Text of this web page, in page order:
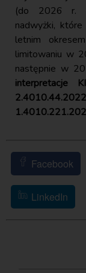
(do 2026 r.
nadwyżki,
letnim
limitowaniu w
następnie w
interpretacje
Facebook
LinkedIn